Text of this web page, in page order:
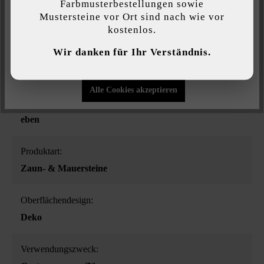
Oberflächenstruktur:
eben
Produktart:
Zaun- & Mauersteine
Oberflächendesign:
Deko
Verwendungszweck:
Individuelle Einstellungen
Alle Cookies akzeptieren
Farbmusterbestellungen sowie
Mustersteine vor Ort sind nach wie vor
kostenlos.
Wir danken für Ihr Verständnis.